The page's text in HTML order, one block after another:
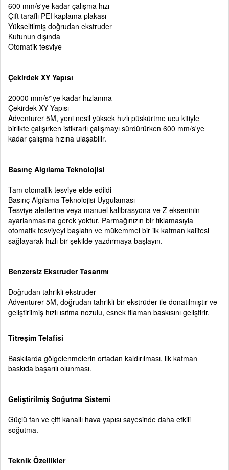
600 mm/s'ye kadar çalışma hızı
Çift taraflı PEI kaplama plakası
Yükseltilmiş doğrudan ekstruder
Kutunun dışında
Otomatik tesviye
Çekirdek XY Yapısı
20000 mm/s²'ye kadar hızlanma
Çekirdek XY Yapısı
Adventurer 5M, yeni nesil yüksek hızlı püskürtme ucu kitiyle
birlikte çalışırken istikrarlı çalışmayı sürdürürken 600 mm/s'ye
kadar çalışma hızına ulaşabilir.
Basınç Algılama Teknolojisi
Tam otomatik tesviye elde edildi
Basınç Algılama Teknolojisi Uygulaması
Tesviye aletlerine veya manuel kalibrasyona ve Z ekseninin
ayarlanmasına gerek yoktur. Parmağınızın bir tıklamasıyla
otomatik tesviyeyi başlatın ve mükemmel bir ilk katman kalitesi
sağlayarak hızlı bir şekilde yazdırmaya başlayın.
Benzersiz Ekstruder Tasarımı
Doğrudan tahrikli ekstruder
Adventurer 5M, doğrudan tahrikli bir ekstrüder ile donatılmıştır ve
geliştirilmiş hızlı ısıtma nozulu, esnek filaman baskısını geliştirir.
Titreşim Telafisi
Baskılarda gölgelenmelerin ortadan kaldırılması, ilk katman
baskıda başarılı olunması.
Geliştirilmiş Soğutma Sistemi
Güçlü fan ve çift kanallı hava yapısı sayesinde daha etkili
soğutma.
Teknik Özellikler